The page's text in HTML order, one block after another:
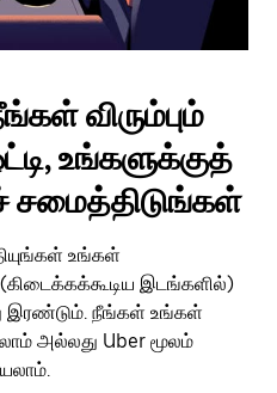
விரும்பும்
உங்களுக்குத்
உங்கள்
இடங்களில்)
நீங்கள் உங்கள்
அல்லது Uber மூலம்